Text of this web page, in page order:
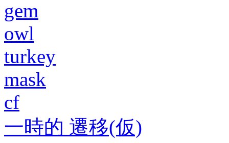
gem
owl
turkey
mask
cf
一時的 遷移(仮)